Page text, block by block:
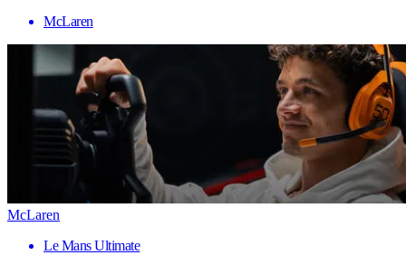
McLaren
McLaren
Le Mans Ultimate